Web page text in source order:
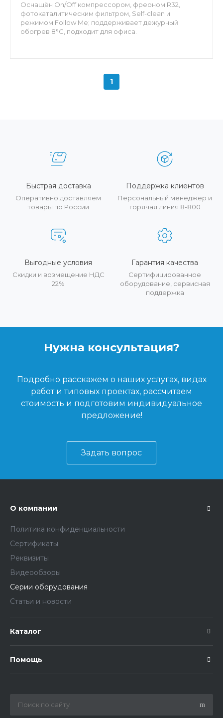
Оснащён On/Off компрессором, фреоном R32,
фотокаталитическим фильтром, Self-clean и
режимом Follow Me; поддерживает дежурный
обогрев 8°C, подходит для офиса.
1
Быстрая доставка
Оперативно доставляем
товары по России
Поддержка клиентов
Персональный менеджер и
горячая линия 8-800
Выгодные условия
Скидки и возмещение НДС
22%
Гарантия качества
Сертифицированное
оборудование, сервисная
поддержка
Нужна консультация?
Подробно расскажем о наших услугах, видах
работ и типовых проектах, рассчитаем
стоимость и подготовим индивидуальное
предложение!
Задать вопрос
О компании
Политика конфиденциальности
Сертификаты
Реквизиты
Видеообзоры
Серии оборудования
Статьи и новости
Каталог
Помощь